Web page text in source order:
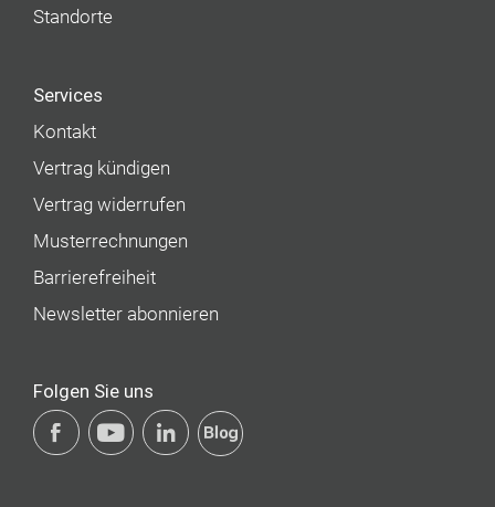
Standorte
Services
Kontakt
Vertrag kündigen
Vertrag widerrufen
Musterrechnungen
Barrierefreiheit
Newsletter abonnieren
Folgen Sie uns